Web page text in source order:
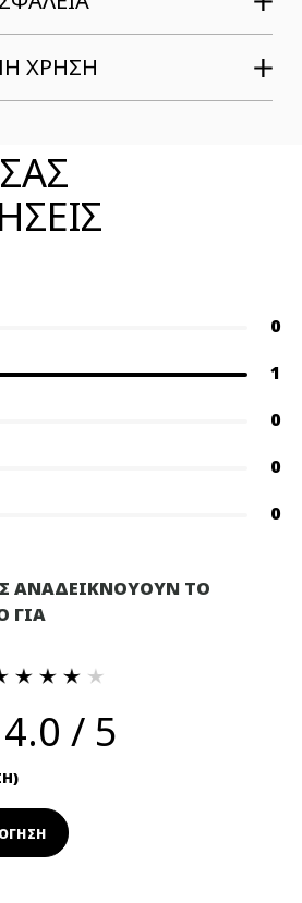
ΧΡΗΣΗ
0
1
0
0
0
ΑΝΑΔΕΙΚΝΟΥΟΥΝ ΤΟ
ΓΙΑ
4.0